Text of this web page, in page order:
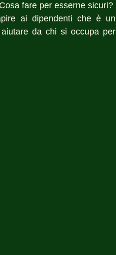
fare per esserne sicuri?
ai dipendenti che è un
da chi si occupa per